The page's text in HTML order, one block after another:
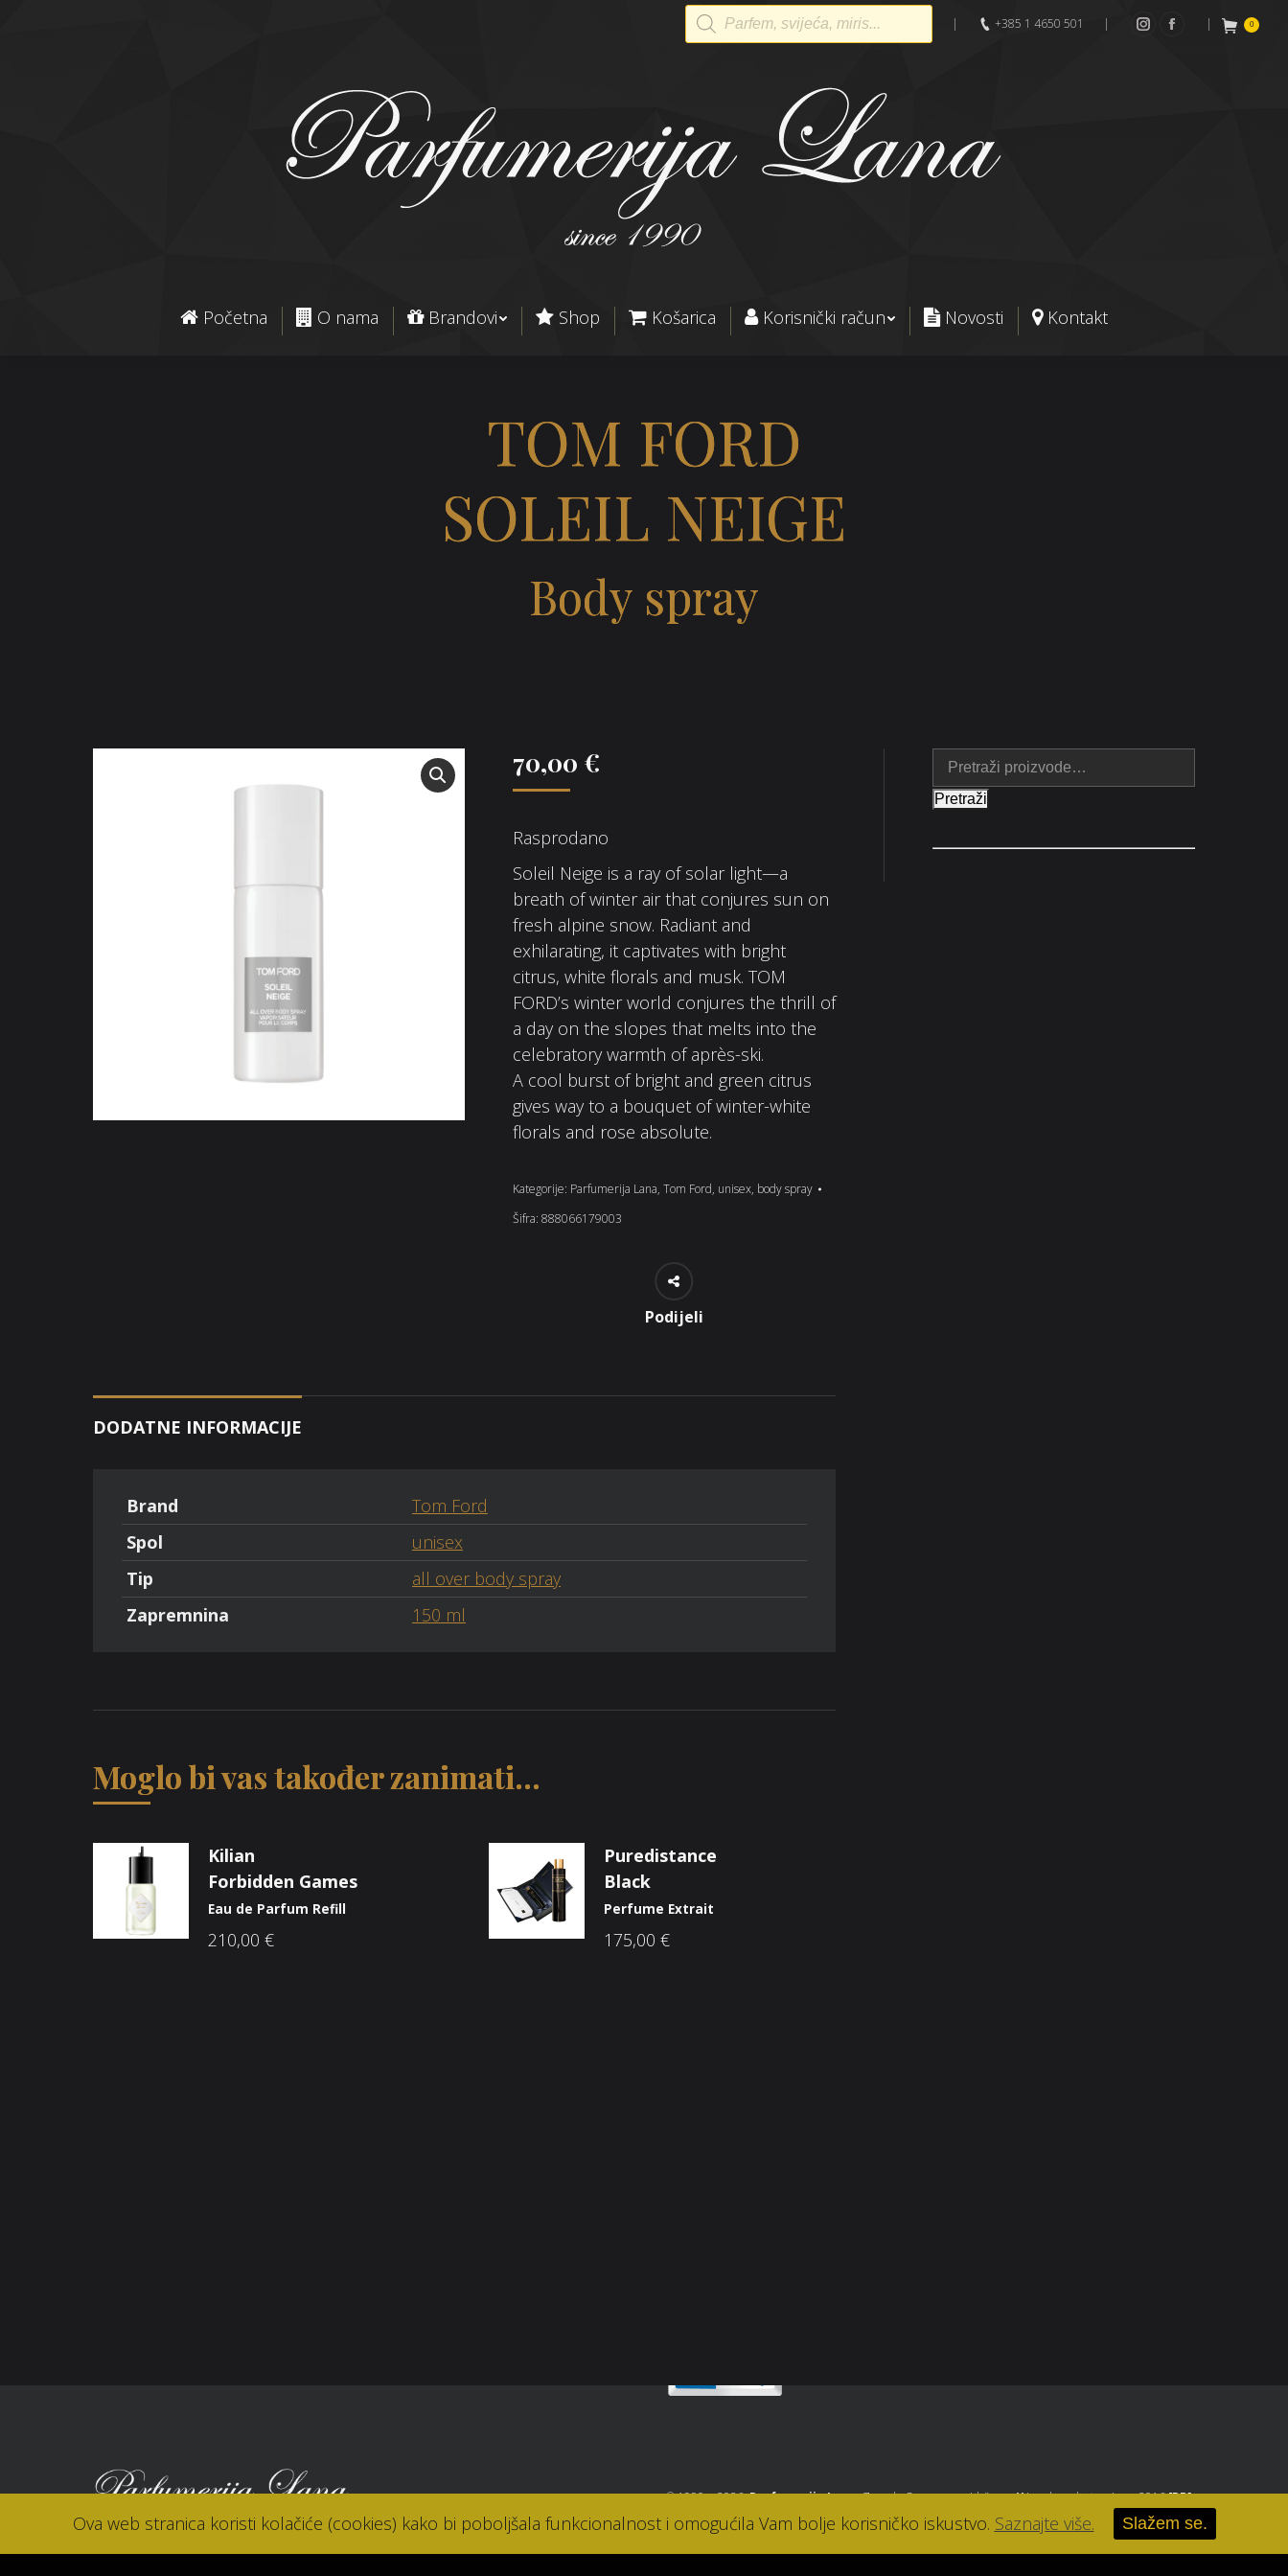
Products
search
| +385 1 4650 501 |
Instagram
Facebook
| 0
Početna O nama Brandovi Shop Košarica Korisnički račun Novosti Kontakt
TOM FORD
SOLEIL NEIGE
Body spray
70,00 €
Rasprodano
Soleil Neige is a ray of solar light—a
breath of winter air that conjures sun on
fresh alpine snow. Radiant and
exhilarating, it captivates with bright
citrus, white florals and musk. TOM
FORD’s winter world conjures the thrill of
a day on the slopes that melts into the
celebratory warmth of après-ski.
A cool burst of bright and green citrus
gives way to a bouquet of winter-white
florals and rose absolute.
Kategorije: Parfumerija Lana, Tom Ford, unisex, body spray
Šifra: 888066179003
Podijeli
DODATNE INFORMACIJE
Brand
Tom Ford
Spol
unisex
Tip
all over body spray
Zapremnina
150 ml
Moglo bi vas također zanimati...
Kilian
Forbidden Games
Eau de Parfum Refill
210,00 €
Puredistance
Black
Perfume Extrait
175,00 €
Pretraži
© 1990. - 2026.Parfumerija Lana, Zagreb. Sva prava pridržana.//Izrada web stranice u 2016[RB].
Ova web stranica koristi kolačiće (cookies) kako bi poboljšala funkcionalnost i omogućila Vam bolje korisničko iskustvo. Saznajte više. Slažem se.